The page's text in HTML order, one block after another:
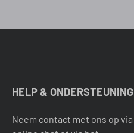
HELP & ONDERSTEUNING
Neem contact met ons op via